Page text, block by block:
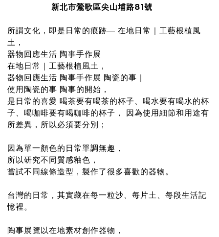
新北市鶯歌區尖山埔路81號
所謂文化，即是日常的痕跡— 在地日常｜工藝根植風
土，
器物回應生活 陶事手作展
在地日常｜工藝根植風土，
器物回應生活 陶事手作展 陶瓷的事｜
使用陶瓷的事 陶事的開始，
是日常的喜愛 喝茶要有喝茶的杯子、喝水要有喝水的杯
子、喝咖啡要有喝咖啡的杯子， 因為使用細節和用途有
所差異，所以必須要分別；
因為單一顏色的日常單調無趣，
所以研究不同質感釉色，
嘗試不同線條造型，製作了很多喜歡的器物。
台灣的日常，其實藏在每一粒沙、每片土、每段生活記
憶裡。
陶事展覽以在地素材創作器物，